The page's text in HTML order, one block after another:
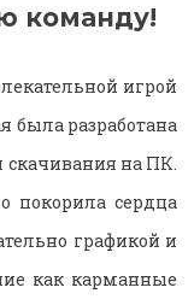
команду!
игрой
была разработана
скачивания на ПК.
покорила сердца
графикой и
как карманные